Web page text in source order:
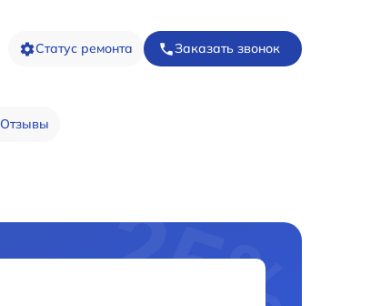
Статус ремонта Заказать звонок
Отзывы